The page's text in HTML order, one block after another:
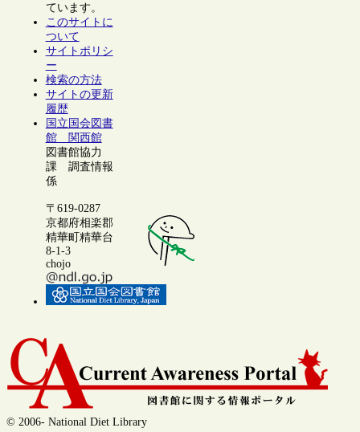
ています。
このサイトに
ついて
サイトポリシ
ー
検索の方法
サイトの更新
履歴
国立国会図書
館 関西館
図書館協力
課 調査情報
係
〒619-0287
京都府相楽郡
精華町精華台
8-1-3
chojo
© 2006- National Diet Library